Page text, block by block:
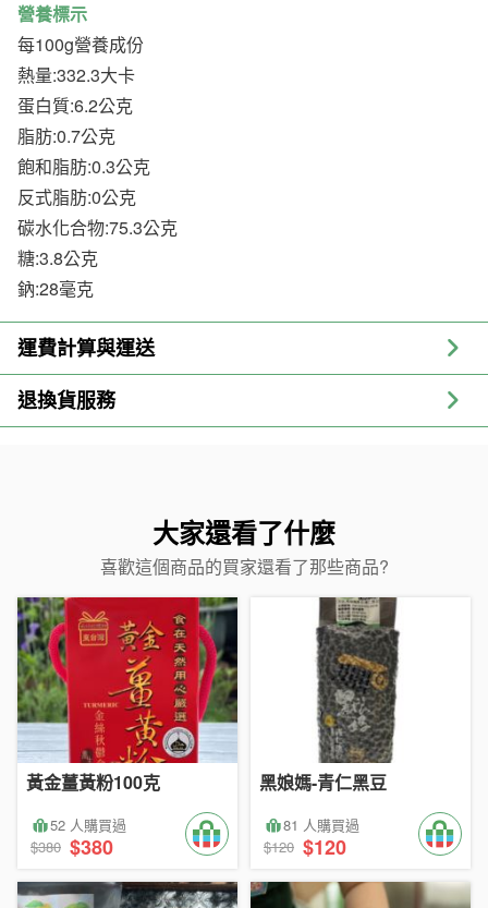
營養標示
每100g營養成份
熱量:332.3大卡
蛋白質:6.2公克
脂肪:0.7公克
飽和脂肪:0.3公克
反式脂肪:0公克
碳水化合物:75.3公克
糖:3.8公克
鈉:28毫克
運費計算與運送
退換貨服務
大家還看了什麼
喜歡這個商品的買家還看了那些商品?
黃金薑黃粉100克
52 人購買過
$380 $380
黑娘媽-青仁黑豆
81 人購買過
$120 $120